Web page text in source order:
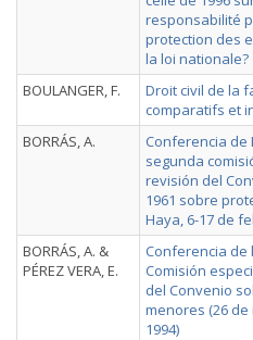
responsabilité
protection des
la loi nationale?
BOULANGER, F.
Droit civil de la
comparatifs et
BORRÁS, A.
Conferencia de
segunda
revisión del
1961 sobre
Haya, 6-17 de
BORRÁS, A. &
PÉREZ VERA, E.
Conferencia de
Comisión
del Convenio
menores (26
1994)